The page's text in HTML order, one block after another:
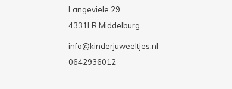
Langeviele 29
4331LR Middelburg
info@kinderjuweeltjes.nl
0642936012